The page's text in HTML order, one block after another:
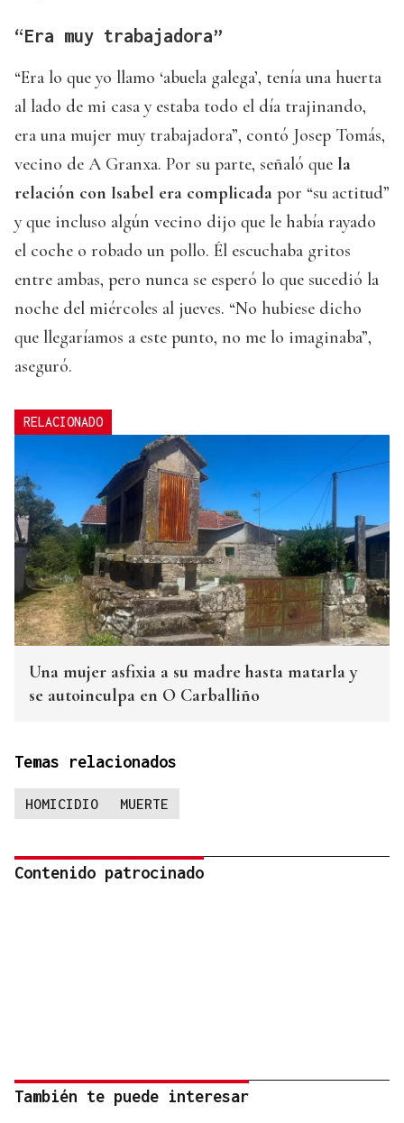
“Era muy trabajadora”
“Era lo que yo llamo ‘abuela galega’, tenía una huerta
al lado de mi casa y estaba todo el día trajinando,
era una mujer muy trabajadora”, contó Josep Tomás,
vecino de A Granxa. Por su parte, señaló que la
relación con Isabel era complicada por “su actitud”
y que incluso algún vecino dijo que le había rayado
el coche o robado un pollo. Él escuchaba gritos
entre ambas, pero nunca se esperó lo que sucedió la
noche del miércoles al jueves. “No hubiese dicho
que llegaríamos a este punto, no me lo imaginaba”,
aseguró.
RELACIONADO
Una mujer asfixia a su madre hasta matarla y
se autoinculpa en O Carballiño
Temas relacionados
HOMICIDIO MUERTE
Contenido patrocinado
También te puede interesar